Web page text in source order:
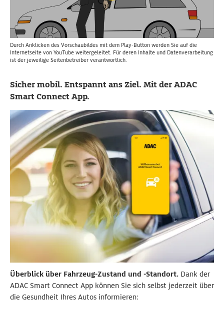
Durch Anklicken des Vorschaubildes mit dem Play-Button werden Sie auf die
Internetseite von YouTube weitergeleitet. Für deren Inhalte und Datenverarbeitung
ist der jeweilige Seitenbetreiber verantwortlich.
Sicher mobil. Entspannt ans Ziel. Mit der ADAC
Smart Connect App.
Überblick über Fahrzeug-Zustand und -Standort. Dank der
ADAC Smart Connect App können Sie sich selbst jederzeit über
die Gesundheit Ihres Autos informieren: